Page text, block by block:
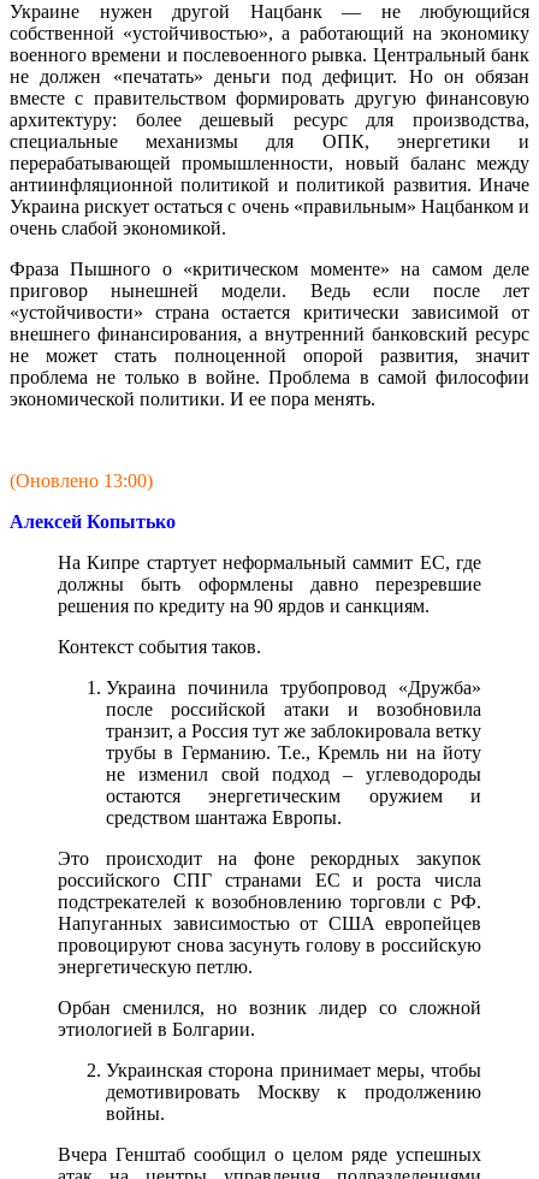
Украине нужен другой Нацбанк — не любующийся
собственной «устойчивостью», а работающий на экономику
военного времени и послевоенного рывка. Центральный банк
не должен «печатать» деньги под дефицит. Но он обязан
вместе с правительством формировать другую финансовую
архитектуру: более дешевый ресурс для производства,
специальные механизмы для ОПК, энергетики и
перерабатывающей промышленности, новый баланс между
антиинфляционной политикой и политикой развития. Иначе
Украина рискует остаться с очень «правильным» Нацбанком и
очень слабой экономикой.
Фраза Пышного о «критическом моменте» на самом деле
приговор нынешней модели. Ведь если после лет
«устойчивости» страна остается критически зависимой от
внешнего финансирования, а внутренний банковский ресурс
не может стать полноценной опорой развития, значит
проблема не только в войне. Проблема в самой философии
экономической политики. И ее пора менять.
(Оновлено 13:00)
Алексей Копытько
На Кипре стартует неформальный саммит ЕС, где
должны быть оформлены давно перезревшие
решения по кредиту на 90 ярдов и санкциям.
Контекст события таков.
Украина починила трубопровод «Дружба»
после российской атаки и возобновила
транзит, а Россия тут же заблокировала ветку
трубы в Германию. Т.е., Кремль ни на йоту
не изменил свой подход – углеводороды
остаются энергетическим оружием и
средством шантажа Европы.
Это происходит на фоне рекордных закупок
российского СПГ странами ЕС и роста числа
подстрекателей к возобновлению торговли с РФ.
Напуганных зависимостью от США европейцев
провоцируют снова засунуть голову в российскую
энергетическую петлю.
Орбан сменился, но возник лидер со сложной
этиологией в Болгарии.
Украинская сторона принимает меры, чтобы
демотивировать Москву к продолжению
войны.
Вчера Генштаб сообщил о целом ряде успешных